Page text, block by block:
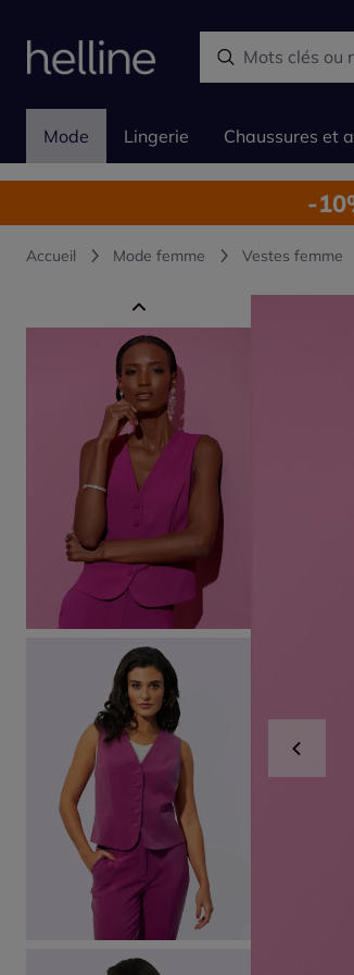
Mode Lingerie Chaussures et
-
Accueil Mode femme Vestes femme